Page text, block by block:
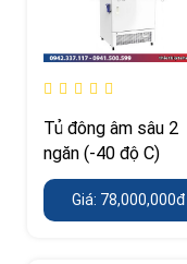
Tủ đông âm sâu 2
ngăn (-40 độ C)
Giá: 78,000,000đ